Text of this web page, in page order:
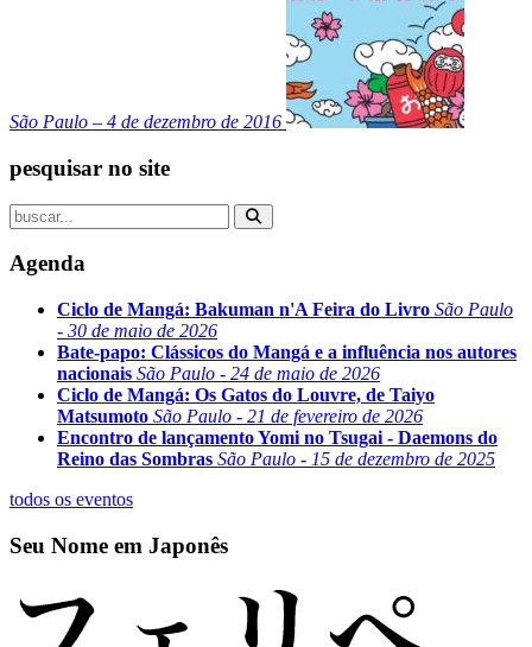
São Paulo – 4 de dezembro de 2016
pesquisar no site
Agenda
Ciclo de Mangá: Bakuman n'A Feira do Livro São Paulo
- 30 de maio de 2026
Bate-papo: Clássicos do Mangá e a influência nos autores
nacionais São Paulo - 24 de maio de 2026
Ciclo de Mangá: Os Gatos do Louvre, de Taiyo
Matsumoto São Paulo - 21 de fevereiro de 2026
Encontro de lançamento Yomi no Tsugai - Daemons do
Reino das Sombras São Paulo - 15 de dezembro de 2025
todos os eventos
Seu Nome em Japonês